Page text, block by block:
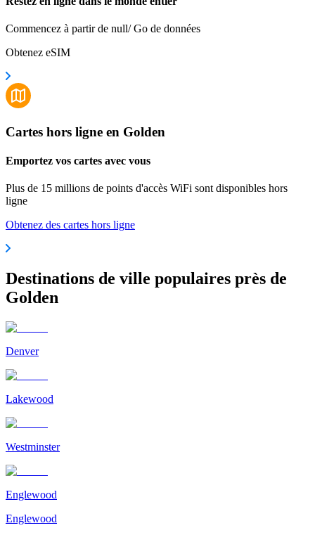
Commencez à partir de null/ Go de données
Obtenez eSIM
Cartes hors ligne en Golden
Emportez vos cartes avec vous
Plus de 15 millions de points d'accès WiFi sont disponibles hors
ligne
Obtenez des cartes hors ligne
Destinations de ville populaires près de
Golden
Denver
Lakewood
Westminster
Englewood
Englewood